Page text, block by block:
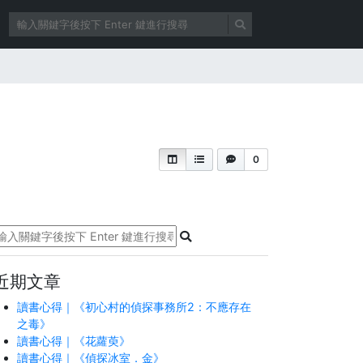
0
期文章
讀書心得｜《初心村的偵探事務所2：不應存在
之毒》
讀書心得｜《花蘿萸》
讀書心得｜《偵探冰室．金》